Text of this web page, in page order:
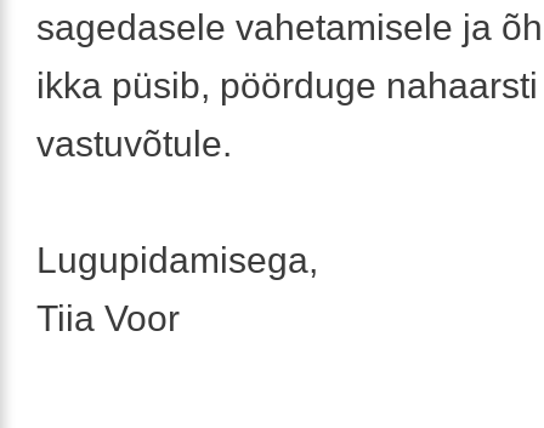
sagedasele vahetamisele ja
ikka püsib, pöörduge nahaarsti
vastuvõtule.
Lugupidamisega,
Tiia Voor